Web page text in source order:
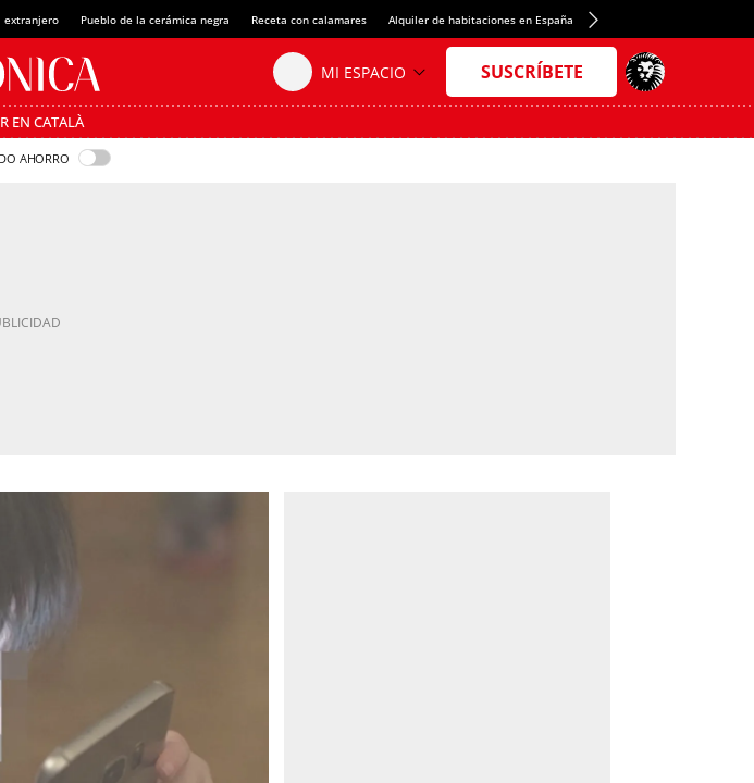
extranjero Pueblo de la cerámica negra Receta con calamares Alquiler de habitaciones en España Crédito del Spotify Camp Nou
EN CATALÀ
AHORRO